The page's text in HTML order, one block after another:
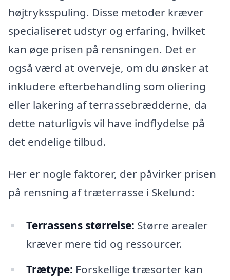
højtryksspuling. Disse metoder kræver
specialiseret udstyr og erfaring, hvilket
kan øge prisen på rensningen. Det er
også værd at overveje, om du ønsker at
inkludere efterbehandling som oliering
eller lakering af terrassebrædderne, da
dette naturligvis vil have indflydelse på
det endelige tilbud.
Her er nogle faktorer, der påvirker prisen
på rensning af træterrasse i Skelund:
Terrassens størrelse: Større arealer
kræver mere tid og ressourcer.
Trætype: Forskellige træsorter kan